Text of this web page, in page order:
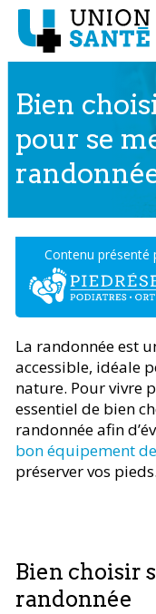
Bien
pour se
Contenu présenté
La randonnée est
accessible, idéale
nature. Pour vivre
essentiel de bien
randonnée afin
bon équipement
préserver vos pieds.
Bien choisir
randonnée